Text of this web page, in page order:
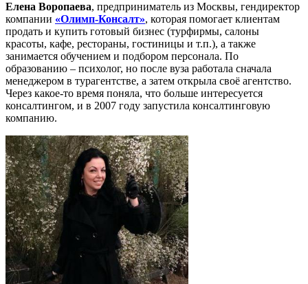
Елена Воропаева, предприниматель из Москвы, гендиректор
компании «Олимп-Консалт», которая помогает клиентам
продать и купить готовый бизнес (турфирмы, салоны
красоты, кафе, рестораны, гостиницы и т.п.), а также
занимается обучением и подбором персонала. По
образованию – психолог, но после вуза работала сначала
менеджером в турагентстве, а затем открыла своё агентство.
Через какое-то время поняла, что больше интересуется
консалтингом, и в 2007 году запустила консалтинговую
компанию.